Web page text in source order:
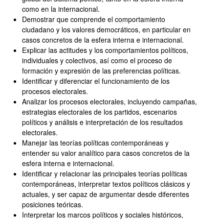
como en la internacional.
Demostrar que comprende el comportamiento
ciudadano y los valores democráticos, en particular en
casos concretos de la esfera interna e internacional.
Explicar las actitudes y los comportamientos políticos,
individuales y colectivos, así como el proceso de
formación y expresión de las preferencias políticas.
Identificar y diferenciar el funcionamiento de los
procesos electorales.
Analizar los procesos electorales, incluyendo campañas,
estrategias electorales de los partidos, escenarios
políticos y análisis e interpretación de los resultados
electorales.
Manejar las teorías políticas contemporáneas y
entender su valor analítico para casos concretos de la
esfera interna e internacional.
Identificar y relacionar las principales teorías políticas
contemporáneas, interpretar textos políticos clásicos y
actuales, y ser capaz de argumentar desde diferentes
posiciones teóricas.
Interpretar los marcos políticos y sociales históricos,